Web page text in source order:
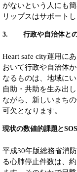
がないという人にも
リップスはサポートし
3. 行政や自治体との
Heart safe city運用に
おいて行政や自治体
なるものは、地域に
自助・共助を生み出
ながら、新しいまち
可欠となります。
現状の数値的課題と
平成30年版総務省消
る心肺停止件数は、